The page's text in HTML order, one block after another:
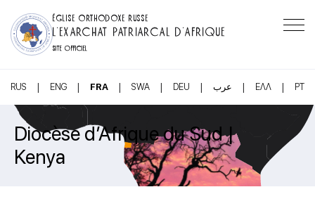
ÉGLISE ORTHODOXE RUSSE
L’EXARCHAT PATRIARCAL D’AFRIQUE
SITE OFFICIEL
RUS | ENG | FRA | SWA | DEU | عرب | ΕΛΛ | PT
Diocèse d’Afrique du Sud |
Kenya